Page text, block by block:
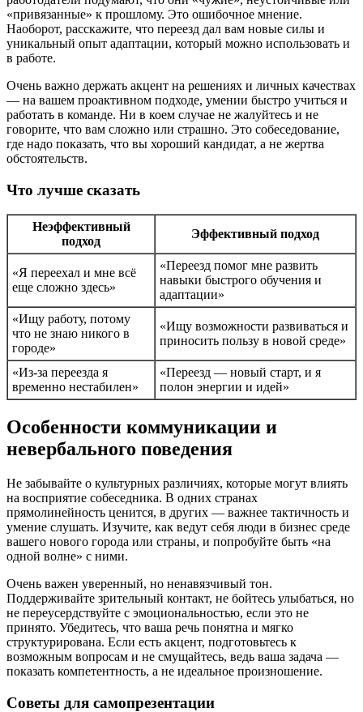
«привязанные» к прошлому. Это ошибочное мнение.
Наоборот, расскажите, что переезд дал вам новые силы и
уникальный опыт адаптации, который можно использовать и
в работе.
Очень важно держать акцент на решениях и личных качествах
— на вашем проактивном подходе, умении быстро учиться и
работать в команде. Ни в коем случае не жалуйтесь и не
говорите, что вам сложно или страшно. Это собеседование,
где надо показать, что вы хороший кандидат, а не жертва
обстоятельств.
Что лучше сказать
Неэффективный
подход
Эффективный подход
«Я переехал и мне всё
еще сложно здесь»
«Переезд помог мне развить
навыки быстрого обучения и
адаптации»
«Ищу работу, потому
что не знаю никого в
городе»
«Ищу возможности развиваться и
приносить пользу в новой среде»
«Из-за переезда я
временно нестабилен»
«Переезд — новый старт, и я
полон энергии и идей»
Особенности коммуникации и
невербального поведения
Не забывайте о культурных различиях, которые могут влиять
на восприятие собеседника. В одних странах
прямолинейность ценится, в других — важнее тактичность и
умение слушать. Изучите, как ведут себя люди в бизнес среде
вашего нового города или страны, и попробуйте быть «на
одной волне» с ними.
Очень важен уверенный, но ненавязчивый тон.
Поддерживайте зрительный контакт, не бойтесь улыбаться, но
не переусердствуйте с эмоциональностью, если это не
принято. Убедитесь, что ваша речь понятна и мягко
структурирована. Если есть акцент, подготовьтесь к
возможным вопросам и не смущайтесь, ведь ваша задача —
показать компетентность, а не идеальное произношение.
Советы для самопрезентации